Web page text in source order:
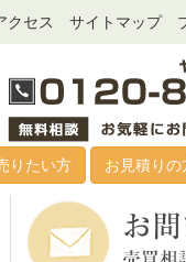
クセス サイトマップ
りたい方 お見積りの